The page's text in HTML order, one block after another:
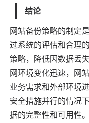
结论
网站备份策略的制定
过系统的评估和合理
策略，降低因数据丢
网环境变化迅速，网
业务需求和外部环境
安全措施并行的情况
据的完整性和可用性。